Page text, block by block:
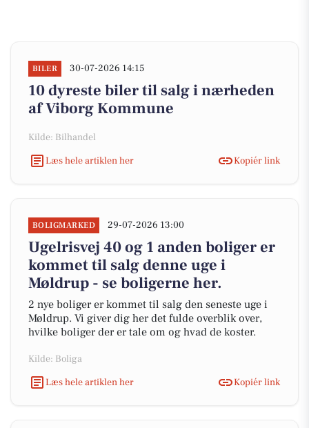
BILER 30-07-2026 14:15
10 dyreste biler til salg i nærheden
af Viborg Kommune
Kilde: Bilhandel
Læs hele artiklen her
Kopiér link
BOLIGMARKED 29-07-2026 13:00
Ugelrisvej 40 og 1 anden boliger er
kommet til salg denne uge i
Møldrup - se boligerne her.
2 nye boliger er kommet til salg den seneste uge i
Møldrup. Vi giver dig her det fulde overblik over,
hvilke boliger der er tale om og hvad de koster.
Kilde: Boliga
Læs hele artiklen her
Kopiér link